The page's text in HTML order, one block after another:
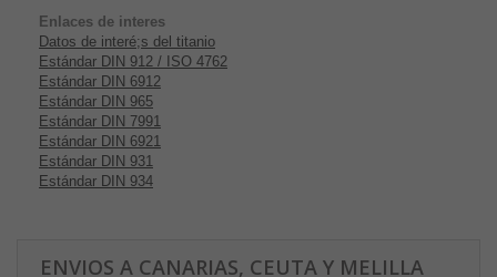
Enlaces de interes
Datos de interé;s del titanio
Estándar DIN 912 / ISO 4762
Estándar DIN 6912
Estándar DIN 965
Estándar DIN 7991
Estándar DIN 6921
Estándar DIN 931
Estándar DIN 934
ENVIOS A CANARIAS, CEUTA Y MELILLA